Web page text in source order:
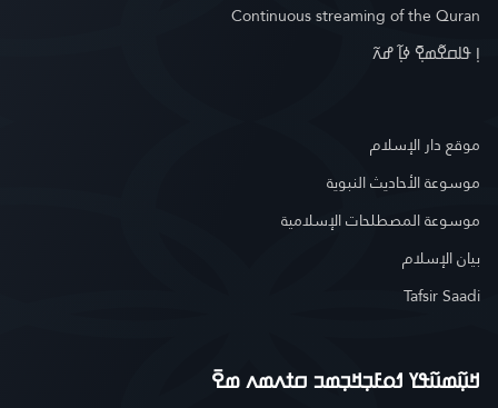
Continuous streaming of the Quran
ߊ߲ ߟߊߛߐ߬ߘߐ߲߫ ߦߊ߲߬ ߝߍ߬
موقع دار الإسلام
موسوعة الأحاديث النبوية
موسوعة المصطلحات الإسلامية
بيان الإسلام
Tafsir Saadi
ߞߎ߲߬ߘߎ߬ߟߌ ߗߋߓߏ߲ߞߏ߲ߘߏ ߛߙߍߘߍ ߘߐ߫